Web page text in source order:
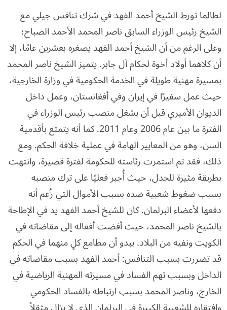
لطالما تورط الشيخ أحمد الفهد في شرك تنافس جيلي مع
الشيخ رئيس الوزراء السابق ناصر المحمد الأحمد الصباح؛
وعلى الرغم من أن الشيخ أحمد الفهد يصغره بعشرين عامًا، إلا
أن كلاهما أولاد أخوة لحكام آل جابر. يتميز الشيخ ناصر المحمد
بمسيرة مهنية طويلة في الخدمة الحكومية في وزارة الخارجية،
حيث عمل سفيرًا في إيران وفي أفغانستان، وعمل داخل
الديوان الأميري قبل أن يشغل منصب رئيس الوزراء في
الفترة ما بين عام 2006 وعام 2011. كما أنه يتمتع بأقدمية
السن، وهو من المعايير الهامة في عملية خلافة الحكم. ومع
ذلك، فقد تم استمرت رئاسته للحكومة لفترة قصيرة، وانتهت
بطريقة مثيرة للجدل، حيث أُجبر فعليًا على ترك منصبه
بسبب ضغوط شعبية ضده بسبب الأموال التي زُعم أنه
دفعها لأعضاء البرلمان. كان للشيخ أحمد الفهد يد في الإطاحة
بالشيخ ناصر المحمد، حيث أفضت أفعاله إلى مقاضاته في
الكويت ونفيه من البلاد. يبدو أن مطامع كلٍ منهما في الحكم
قد تضررت بسبب التنافس: أحمد الفهد بسبب مقاضاته في
الداخل وبسبب تهم الفساد في مسيرته المهنية الرياضية في
الخارج، وناصر المحمد بسبب ارتباطه بالفساد الحكومي